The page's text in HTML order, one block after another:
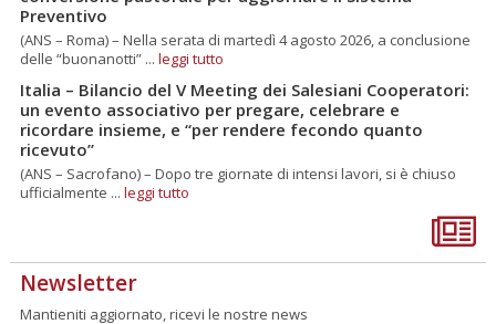
Preventivo
(ANS – Roma) – Nella serata di martedì 4 agosto 2026, a conclusione
delle “buonanotti” ... leggi tutto
Italia – Bilancio del V Meeting dei Salesiani Cooperatori:
un evento associativo per pregare, celebrare e
ricordare insieme, e “per rendere fecondo quanto
ricevuto”
(ANS – Sacrofano) – Dopo tre giornate di intensi lavori, si è chiuso
ufficialmente ... leggi tutto
Newsletter
Mantieniti aggiornato, ricevi le nostre news